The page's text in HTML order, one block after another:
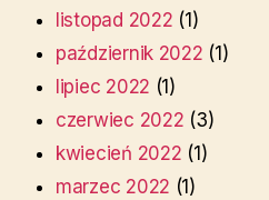
listopad 2022 (1)
październik 2022 (1)
lipiec 2022 (1)
czerwiec 2022 (3)
kwiecień 2022 (1)
marzec 2022 (1)